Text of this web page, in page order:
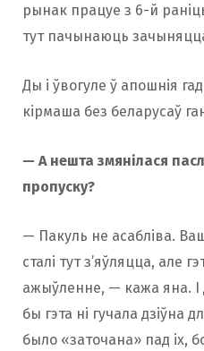
рынак працуе з 6-й
тут пачынаюць
Ды і ўвогуле ў апошнія
кірмаша без беларусаў
— А нешта змянілася
пропуску?
— Пакуль не асабліва.
сталі тут з’яўляцца, але
ажыўленне, — кажа яна. І
бы гэта ні гучала дзіўна
было «заточана» пад іх,